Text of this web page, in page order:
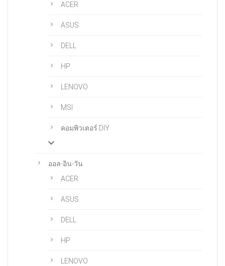
ACER
ASUS
DELL
HP
LENOVO
MSI
คอมพิวเตอร์ DIY
ออล-อิน-วัน
ACER
ASUS
DELL
HP
LENOVO